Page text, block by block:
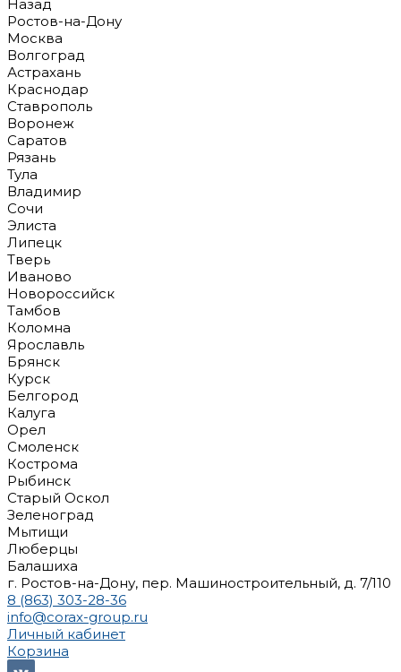
Назад
Ростов-на-Дону
Москва
Волгоград
Астрахань
Краснодар
Ставрополь
Воронеж
Саратов
Рязань
Тула
Владимир
Сочи
Элиста
Липецк
Тверь
Иваново
Новороссийск
Тамбов
Коломна
Ярославль
Брянск
Курск
Белгород
Калуга
Орел
Смоленск
Кострома
Рыбинск
Старый Оскол
Зеленоград
Мытищи
Люберцы
Балашиха
г. Ростов-на-Дону, пер. Машиностроительный, д. 7/110
8 (863) 303-28-36
info@corax-group.ru
Личный кабинет
Корзина